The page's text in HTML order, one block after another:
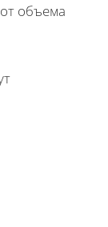
объема